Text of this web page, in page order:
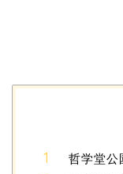
哲学堂公